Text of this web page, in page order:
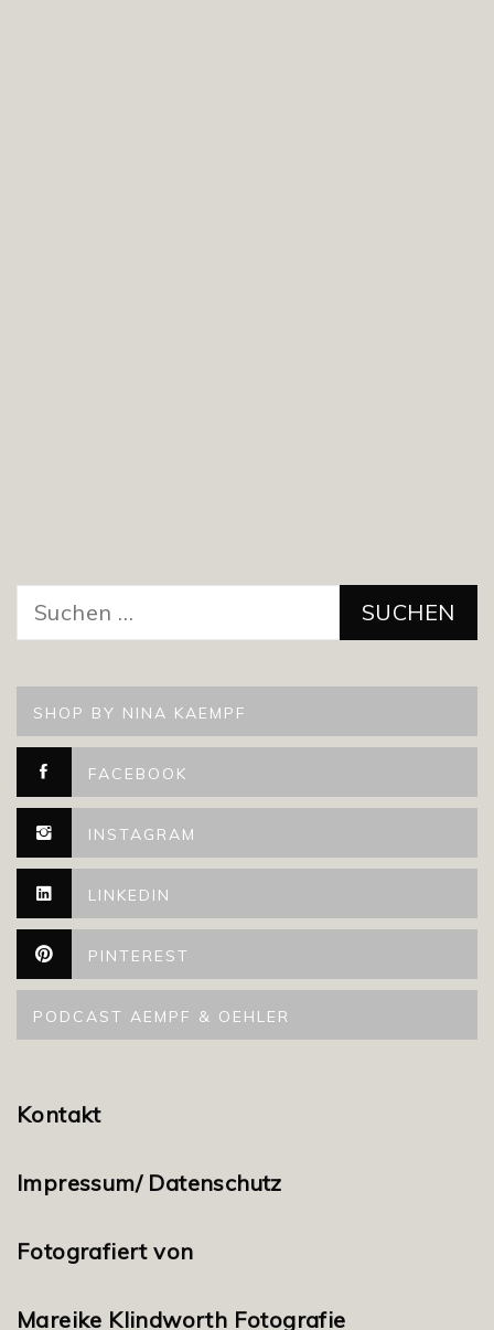
nach:
SHOP BY NINA KAEMPF
FACEBOOK
INSTAGRAM
LINKEDIN
PINTEREST
PODCAST AEMPF & OEHLER
Kontakt
Impressum/ Datenschutz
Fotografiert von
Mareike Klindworth Fotografie